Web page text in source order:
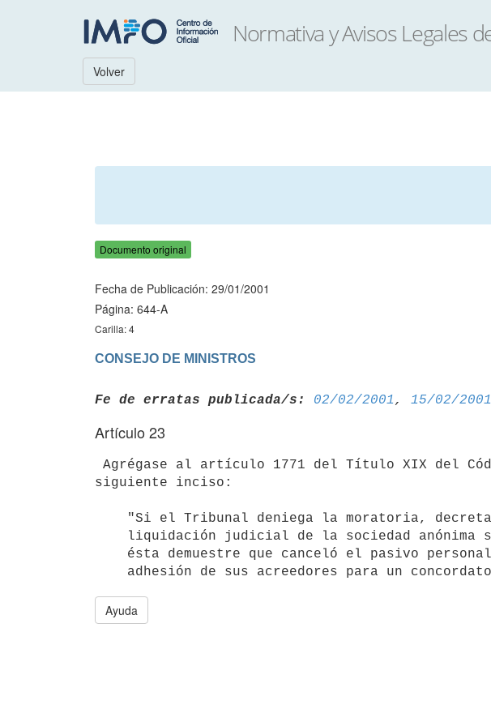
Volver
Documento original
Fecha de Publicación: 29/01/2001
Página: 644-A
Carilla: 4
CONSEJO DE MINISTROS
Fe de erratas publicada/s: 02/02/2001 , 15/02/2001
Artículo 23
siguiente inciso:
Ayuda